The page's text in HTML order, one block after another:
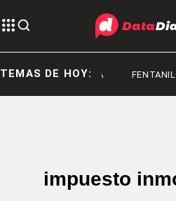
TEMAS DE HOY:
TOYOTA
impuesto